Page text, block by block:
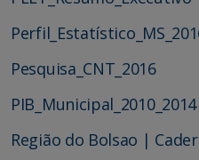
Pesquisa_CNT_2016
PIB_Municipal_2010_2014
Região do Bolsao |